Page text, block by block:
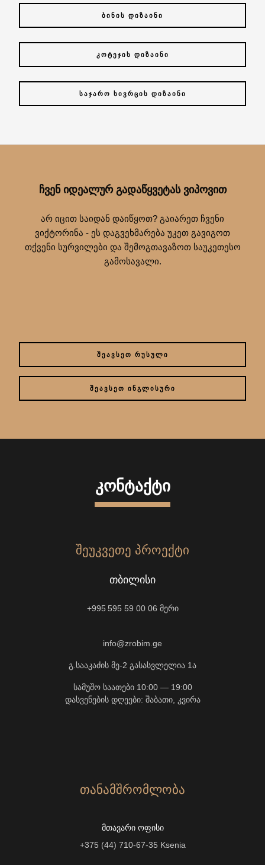
ᲑᲘᲜᲘᲡ ᲓᲘᲖᲐᲘᲜᲘ
ᲙᲝᲢᲔᲯᲘᲡ ᲓᲘᲖᲐᲘᲜᲘ
ᲡᲐᲯᲐᲠᲝ ᲡᲘᲕᲠᲪᲘᲡ ᲓᲘᲖᲐᲘᲜᲘ
ᲩᲕᲔᲜ ᲘᲓᲔᲐᲚᲣᲠ ᲒᲐᲓᲐᲬᲧᲕᲔᲢᲐᲡ ᲕᲘᲞᲝᲕᲘᲗ
არ იცით საიდან დაიწყოთ? გაიარეთ ჩვენი
ვიქტორინა - ეს დაგვეხმარება უკეთ გავიგოთ
თქვენი სურვილები და შემოგთავაზოთ საუკეთესო
გამოსავალი.
ᲨᲔᲐᲕᲡᲔᲗ ᲠᲣᲡᲣᲚᲘ
ᲨᲔᲐᲕᲡᲔᲗ ᲘᲜᲒᲚᲘᲡᲣᲠᲘ
ᲙᲝᲜᲢᲐᲥᲢᲘ
ᲨᲔᲣᲙᲕᲔᲗᲔ ᲞᲠᲝᲔᲥᲢᲘ
ᲗᲑᲘᲚᲘᲡᲘ
+995 595 59 00 06 მერი
info@zrobim.ge
გ.სააკაძის მე-2 გასასვლელია 1ა
სამუშო საათები 10:00 — 19:00
დასვენების დღეები: შაბათი, კვირა
ᲗᲐᲜᲐᲛᲨᲠᲝᲛᲚᲝᲑᲐ
ᲛᲗᲐᲕᲐᲠᲘ ᲝᲤᲘᲡᲘ
+375 (44) 710-67-35 Ksenia